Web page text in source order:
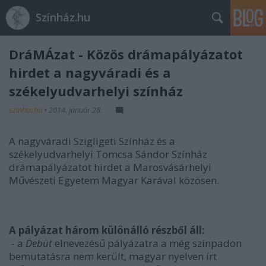
Színház.hu
DráMÁzat - Közös drámapályázatot
hirdet a nagyváradi és a
székelyudvarhelyi színház
szinhazhu • 2014. január 28.
A nagyváradi Szigligeti Színház és a
székelyudvarhelyi Tomcsa Sándor Színház
drámapályázatot hirdet a Marosvásárhelyi
Művészeti Egyetem Magyar Karával közösen.
A pályázat három különálló részből áll:
- a Debüt elnevezésű pályázatra a még színpadon
bemutatásra nem került, magyar nyelven írt